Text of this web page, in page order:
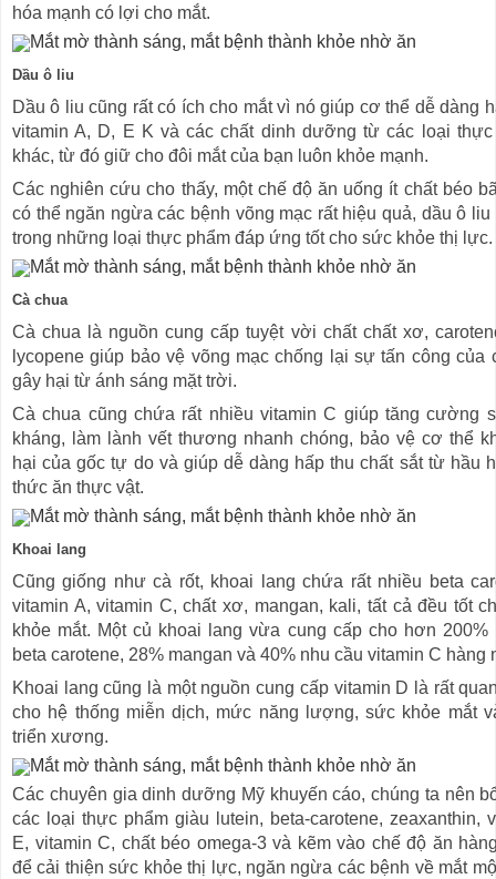
hóa mạnh có lợi cho mắt.
Dầu ô liu
Dầu ô liu cũng rất có ích cho mắt vì nó giúp cơ thể dễ dàng
vitamin A, D, E K và các chất dinh dưỡng từ các loại thực
khác, từ đó giữ cho đôi mắt của bạn luôn khỏe mạnh.
Các nghiên cứu cho thấy, một chế độ ăn uống ít chất béo
có thể ngăn ngừa các bệnh võng mạc rất hiệu quả, dầu ô liu
trong những loại thực phẩm đáp ứng tốt cho sức khỏe thị lực.
Cà chua
Cà chua là nguồn cung cấp tuyệt vời chất chất xơ,
lycopene giúp bảo vệ võng mạc chống lại sự tấn công của
gây hại từ ánh sáng mặt trời.
Cà chua cũng chứa rất nhiều vitamin C giúp tăng cường
kháng, làm lành vết thương nhanh chóng, bảo vệ cơ thể
hại của gốc tự do và giúp dễ dàng hấp thu chất sắt từ hầu
thức ăn thực vật.
Khoai lang
Cũng giống như cà rốt, khoai lang chứa rất nhiều beta
vitamin A, vitamin C, chất xơ, mangan, kali, tất cả đều tốt
khỏe mắt. Một củ khoai lang vừa cung cấp cho hơn
beta carotene, 28% mangan và 40% nhu cầu vitamin C hàng
Khoai lang cũng là một nguồn cung cấp vitamin D là rất
cho hệ thống miễn dịch, mức năng lượng, sức khỏe mắt
triển xương.
Các chuyên gia dinh dưỡng Mỹ khuyến cáo, chúng ta nên
các loại thực phẩm giàu lutein, beta-carotene, zeaxanthin,
E, vitamin C, chất béo omega-3 và kẽm vào chế độ ăn
để cải thiện sức khỏe thị lực, ngăn ngừa các bệnh về mắt